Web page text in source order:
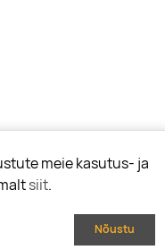
meie kasutus- ja
siit.
Nõustu